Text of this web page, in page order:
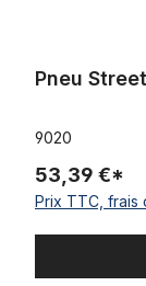
Pneu
9020
53,39 €*
Prix TTC, frais